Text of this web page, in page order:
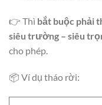
👉 Thì bắt buộc phải
siêu trường – siêu
cho phép.
📦 Ví dụ tháo rời: